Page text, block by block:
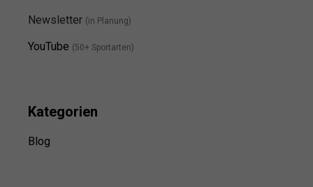
Newsletter (in Planung)
YouTube (50+ Sportarten)
Kategorien
Blog